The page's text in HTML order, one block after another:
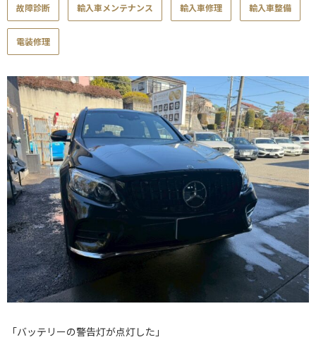
故障診断 輸入車メンテナンス 輸入車修理 輸入車整備
電装修理
「バッテリーの警告灯が点灯した」